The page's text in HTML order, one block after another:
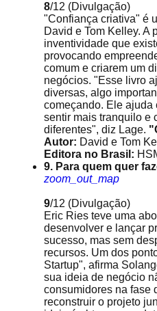
8/12 (Divulgação)
"Confiança criativa" é
David e Tom Kelley. A
inventividade que
provocando
comum e criarem um
negócios. "Esse livro
diversas, algo
começando. Ele ajuda
sentir mais tranquilo e
diferentes", diz Lage.
Autor: David e Tom
Editora no Brasil:
9. Para quem quer
zoom_out_map
9/12 (Divulgação)
Eric Ries teve uma
desenvolver e lançar
sucesso, mas sem
recursos. Um dos
Startup", afirma
sua ideia de negócio
consumidores na fase
reconstruir o projeto